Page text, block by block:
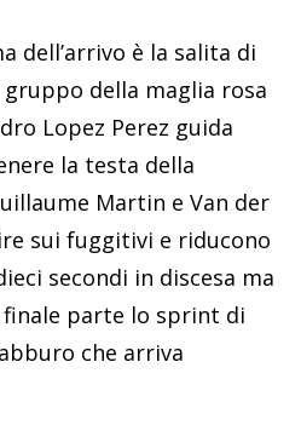
dell’arrivo è la salita di
della maglia rosa
Lopez Perez guida
la testa della
Martin e Van der
sui fuggitivi e riducono
secondi in discesa ma
parte lo sprint di
che arriva